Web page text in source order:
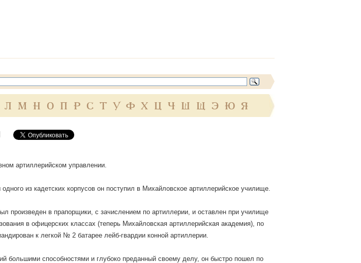
Л М Н О П Р С Т У Ф Х Ц Ч Ш Щ Э Ю Я
артиллерийском управлении.
из кадетских корпусов он поступил в Михайловское артиллерийское училище.
произведен в прапорщики, с зачислением по артиллерии, и оставлен при училище
в офицерских классах (теперь Михайловская артиллерийская академия), по
к легкой № 2 батарее лейб-гвардии конной артиллерии.
большими способностями и глубоко преданный своему делу, он быстро пошел по